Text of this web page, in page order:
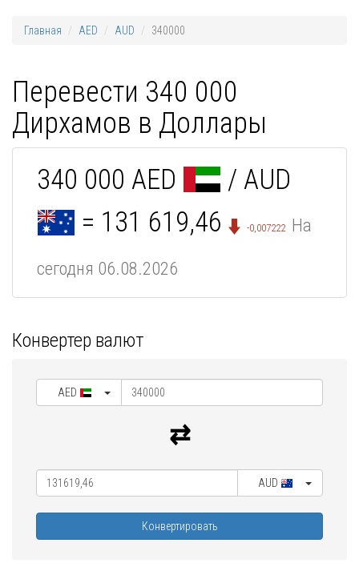
Главная AED AUD 340000
Перевести 340 000
Дирхамов в Доллары
340 000 AED
/ AUD
= 131 619,46
-0,007222 На
сегодня 06.08.2026
Конвертер валют
AED
AUD
Конвертировать